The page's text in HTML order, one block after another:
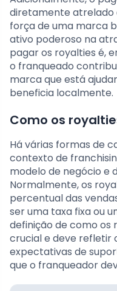
diretamente atrelado
força de uma marca
ativo poderoso na
pagar os royalties é,
o franqueado
marca que está
beneficia localmente.
Como os
Há várias formas de
contexto de
modelo de negócio e
Normalmente, os
percentual das
ser uma taxa fixa ou
definição de como os
crucial e deve refletir
expectativas de
que o franqueador